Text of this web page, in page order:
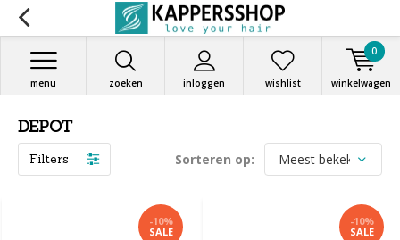
zoeken inloggen
menu wishlist winkelwagen
0
DEPOT
Filters Sorteren op:
-10%
SALE
-10%
SALE